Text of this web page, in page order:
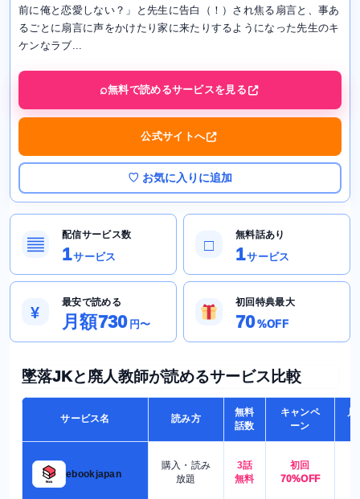
前に俺と恋愛しない？」と先生に告白（！）され焦る扇言と、事あ
るごとに扇言に声をかけたり家に来たりするようになった先生のキ
ケンなラブ...
無料で読めるサービスを見る
公式サイトへ
♡ お気に入りに追加
▤
配信サービス数
1サービス
□
無料話あり
1サービス
¥
最安で読める
月額730 円〜
初回特典最大
70%OFF
墜落JKと廃人教師が読めるサービス比較
サービス名 読み方
無料
話数
キャンペ
ーン
月
ebookjapan
購入・読み
放題
3話
無料
初回
70%OFF